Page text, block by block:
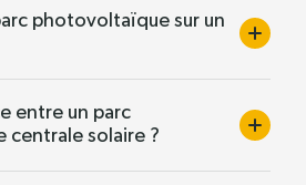
photovoltaïque sur un
entre un parc
solaire ?